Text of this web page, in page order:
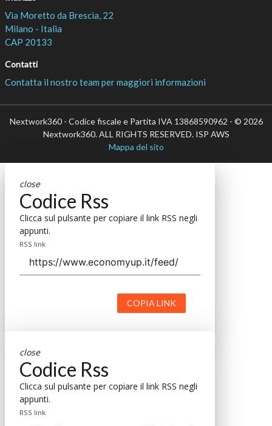
Via Moretto da Brescia, 22
Milano - Italia
CAP 20133
Contatti
Contatta il nostro team per maggiori informazioni
Nextwork360 - Codice fiscale e Partita IVA 13868590962 - © 2026
Nextwork360. ALL RIGHTS RESERVED. ISP AWS
Mappa del sito
close
Codice Rss
Clicca sul pulsante per copiare il link RSS negli
appunti.
RSS link
COPIA LINK
close
Codice Rss
Clicca sul pulsante per copiare il link RSS negli
appunti.
RSS link